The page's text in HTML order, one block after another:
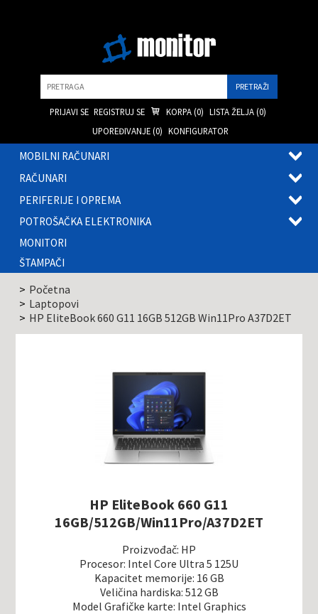
PRIJAVI SE REGISTRUJ SE KORPA (0) LISTA ŽELJA (0)
UPOREĐIVANJE (0) KONFIGURATOR
MOBILNI RAČUNARI
RAČUNARI
PERIFERIJE I OPREMA
POTROŠAČKA ELEKTRONIKA
MONITORI
ŠTAMPAČI
Početna
Laptopovi
HP EliteBook 660 G11 16GB 512GB Win11Pro A37D2ET
HP EliteBook 660 G11
16GB/512GB/Win11Pro/A37D2ET
Proizvođač: HP
Procesor: Intel Core Ultra 5 125U
Kapacitet memorije: 16 GB
Veličina hardiska: 512 GB
Model Grafičke karte: Intel Graphics